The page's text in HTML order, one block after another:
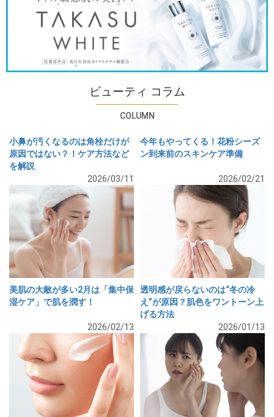
ビューティ コラム
COLUMN
小鼻が汚くなるのは角栓だけが
原因ではない？！ケア方法など
を解説
2026/03/11
今年もやってくる！花粉シーズ
ン到来前のスキンケア準備
2026/02/21
美肌の大敵が多い2月は「集中保
湿ケア」で肌を潤す！
2026/02/13
透明感が戻らないのは“冬の冷
え”が原因？肌色をワントーン上
げる方法
2026/01/13